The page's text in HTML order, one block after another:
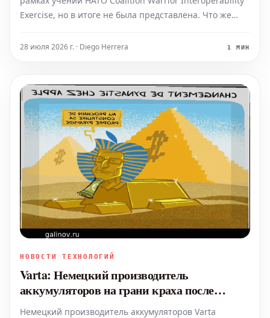
Exercise, но в итоге не была представлена. Что же
искусственным интеллектом, с помощью которой
28 июля 2026 г. · Diego Herrera 1 МИН
НОВОСТИ ТЕХНОЛОГИЙ
Varta: Немецкий производитель
аккумуляторов на грани краха после
потери Apple
Немецкий производитель аккумуляторов Varta